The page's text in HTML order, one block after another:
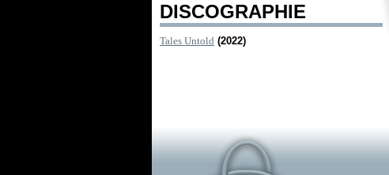
DISCOGRAPHIE
Tales Untold (2022)